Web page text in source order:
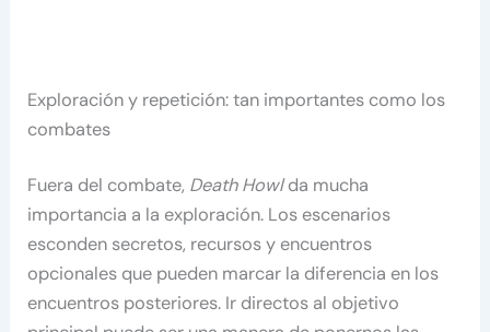
Exploración y repetición: tan importantes como los
combates
Fuera del combate, Death Howlda mucha
importancia a la exploración. Los escenarios
esconden secretos, recursos y encuentros
opcionales que pueden marcar la diferencia en los
encuentros posteriores. Ir directos al objetivo